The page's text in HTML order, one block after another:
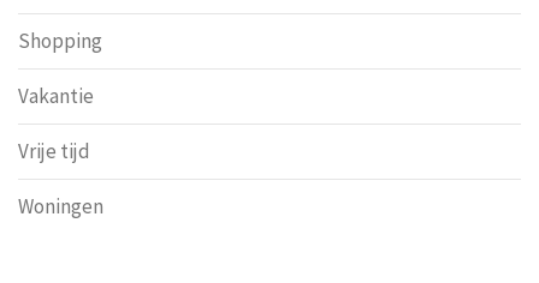
Shopping
Vakantie
Vrije tijd
Woningen